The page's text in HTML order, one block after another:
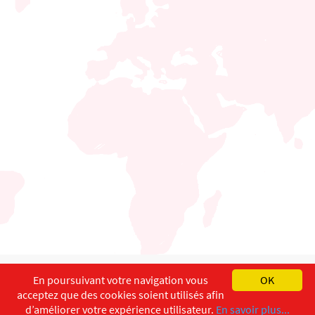
English Français
Copyright ©ISEC-AdW Aspects légaux
OK
En poursuivant votre navigation vous
acceptez que des cookies soient utilisés afin
d’améliorer votre expérience utilisateur. En savoir plus...